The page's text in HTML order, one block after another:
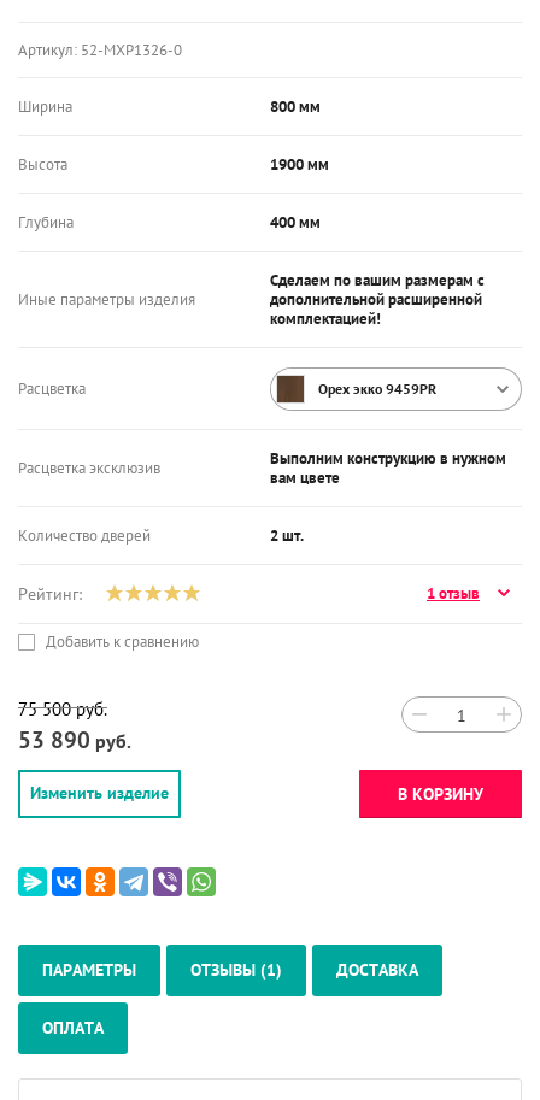
Артикул: 52-МХР1326-0
Ширина 800 мм
Высота 1900 мм
Глубина 400 мм
Иные параметры изделия
Сделаем по вашим размерам с
дополнительной расширенной
комплектацией!
Расцветка Орех экко 9459PR
Расцветка эксклюзив
Выполним конструкцию в нужном
вам цвете
Количество дверей 2 шт.
Рейтинг: 1 отзыв
Добавить к сравнению
75 500руб.
53 890 руб.
− +
Изменить изделие В КОРЗИНУ
ПАРАМЕТРЫ ОТЗЫВЫ (1) ДОСТАВКА
ОПЛАТА